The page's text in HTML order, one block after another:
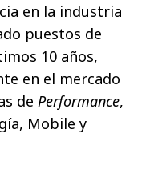
en la industria
puestos de
10 años,
en el mercado
de Performance,
Mobile y